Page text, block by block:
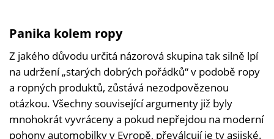
Panika kolem ropy
Z jakého důvodu určitá názorová skupina tak silně lpí
na udržení „starých dobrých pořádků“ v podobě ropy
a ropných produktů, zůstává nezodpovězenou
otázkou. Všechny související argumenty již byly
mnohokrát vyvráceny a pokud nepřejdou na moderní
pohony automobilky v Evropě, převálcují je ty asijské.